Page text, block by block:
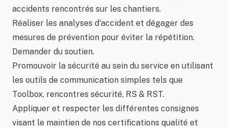
accidents rencontrés sur les chantiers.
Réaliser les analyses d'accident et dégager des
mesures de prévention pour éviter la répétition.
Demander du soutien.
Promouvoir la sécurité au sein du service en utilisant
les outils de communication simples tels que
Toolbox, rencontres sécurité, RS & RST.
Appliquer et respecter les différentes consignes
visant le maintien de nos certifications qualité et